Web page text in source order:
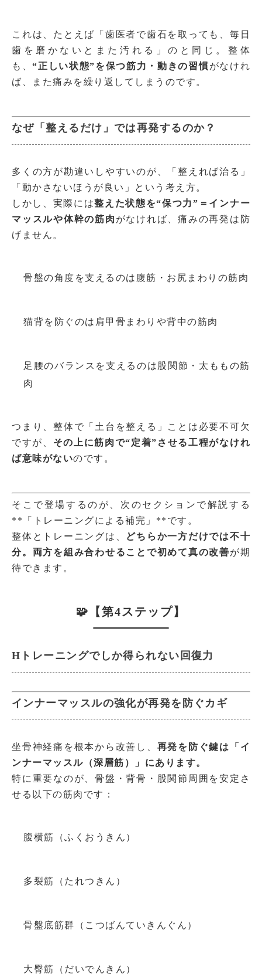
これは、たとえば「歯医者で歯石を取っても、毎日
歯を磨かないとまた汚れる」のと同じ。整体
も、“正しい状態”を保つ筋力・動きの習慣がなけれ
ば、また痛みを繰り返してしまうのです。
なぜ「整えるだけ」では再発するのか？
多くの方が勘違いしやすいのが、「整えれば治る」
「動かさないほうが良い」という考え方。
しかし、実際には整えた状態を“保つ力”＝インナー
マッスルや体幹の筋肉 がなければ、痛みの再発は防
げません。
骨盤の角度を支えるのは腹筋・お尻まわりの筋肉
猫背を防ぐのは肩甲骨まわりや背中の筋肉
足腰のバランスを支えるのは股関節・太ももの筋
肉
つまり、整体で「土台を整える」ことは必要不可欠
ですが、 その上に筋肉で“定着”させる工程がなけれ
ば意味がないのです。
そこで登場するのが、次のセクションで解説する
**「トレーニングによる補完」**です。
整体とトレーニングは、
どちらか一方だけでは不十
分。両方を組み合わせることで初めて真の改善が期
待できます。
🧩【第4ステップ】
Hトレーニングでしか得られない回復力
インナーマッスルの強化が再発を防ぐカギ
坐骨神経痛を根本から改善し、 再発を防ぐ鍵は「イ
ンナーマッスル（深層筋）」にあります。
特に重要なのが、骨盤・背骨・股関節周囲を安定さ
せる以下の筋肉です：
腹横筋（ふくおうきん）
多裂筋（たれつきん）
骨盤底筋群（こつばんていきんぐん）
大臀筋（だいでんきん）